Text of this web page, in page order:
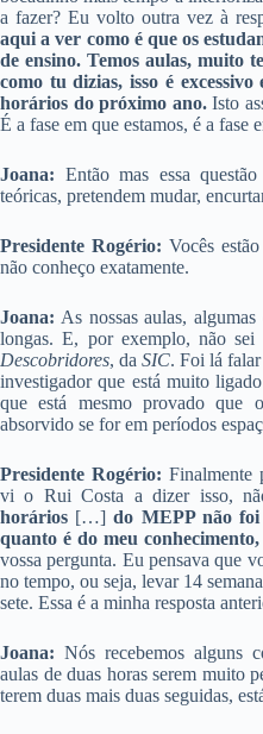
a fazer? Eu volto outra vez à
aqui a ver como é que os
de ensino. Temos aulas, muito
como tu dizias, isso é
horários do próximo ano.Isto
É a fase em que estamos, é a fase
Joana: Então mas essa
teóricas, pretendem mudar,
Presidente Rogério: Vocês
não conheço exatamente.
Joana: As nossas aulas,
longas. E, por exemplo, não
Descobridores, da SIC. Foi lá
investigador que está muito
que está mesmo provado que
absorvido se for em períodos
Presidente Rogério: Finalmente
vi o Rui Costa a dizer isso,
horários […]do MEPP não foi
quanto é do meu conhecimento,
vossa pergunta. Eu pensava que
no tempo, ou seja, levar 14
sete. Essa é a minha resposta
Joana: Nós recebemos alguns
aulas de duas horas serem muito
terem duas mais duas seguidas,